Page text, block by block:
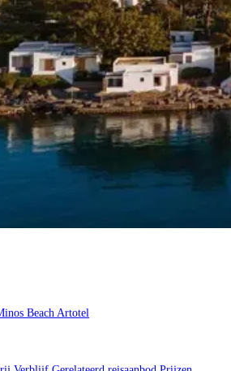
Beach Artotel